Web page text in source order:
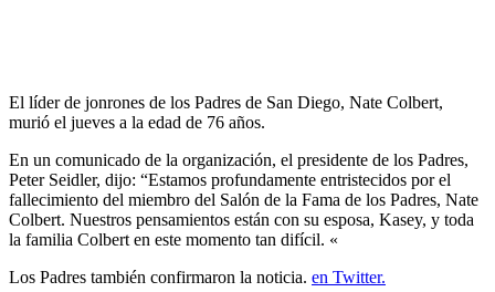
El líder de jonrones de los Padres de San Diego, Nate Colbert,
murió el jueves a la edad de 76 años.
En un comunicado de la organización, el presidente de los Padres,
Peter Seidler, dijo: “Estamos profundamente entristecidos por el
fallecimiento del miembro del Salón de la Fama de los Padres, Nate
Colbert. Nuestros pensamientos están con su esposa, Kasey, y toda
la familia Colbert en este momento tan difícil. «
Los Padres también confirmaron la noticia. en Twitter.